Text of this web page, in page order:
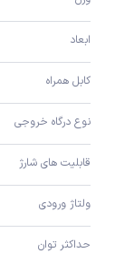
ابعاد
کابل همراه
نوع درگاه خروجی
قابلیت های شارژ
ولتاژ ورودی
حداکثر توان